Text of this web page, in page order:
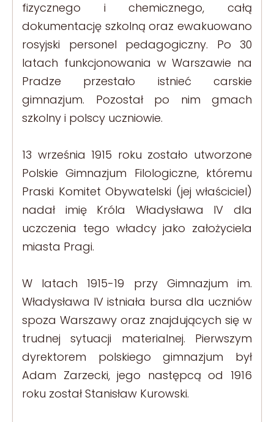
fizycznego i chemicznego, całą
dokumentację szkolną oraz ewakuowano
rosyjski personel pedagogiczny. Po 30
latach funkcjonowania w Warszawie na
Pradze przestało istnieć carskie
gimnazjum. Pozostał po nim gmach
szkolny i polscy uczniowie.
13 września 1915 roku zostało utworzone
Polskie Gimnazjum Filologiczne, któremu
Praski Komitet Obywatelski (jej właściciel)
nadał imię Króla Władysława IV dla
uczczenia tego władcy jako założyciela
miasta Pragi.
W latach 1915-19 przy Gimnazjum im.
Władysława IV istniała bursa dla uczniów
spoza Warszawy oraz znajdujących się w
trudnej sytuacji materialnej. Pierwszym
dyrektorem polskiego gimnazjum był
Adam Zarzecki, jego następcą od 1916
roku został Stanisław Kurowski.